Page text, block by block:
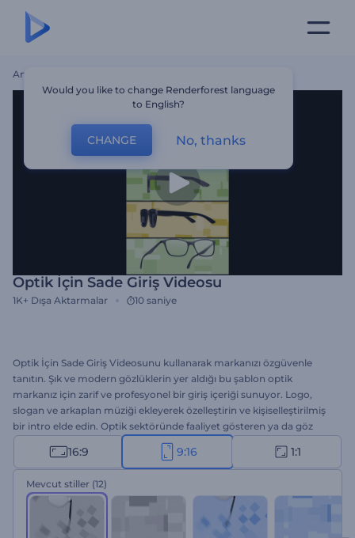
Ana Sayfa
Optik İçin Sade Giriş Videosu
1K+ Dışa Aktarmalar 10 saniye
Optik İçin Sade Giriş Videosunu kullanarak markanızı özgüvenle
tanıtın. Şık ve modern gözlüklerin yer aldığı bu şablon optik
markanız için zarif ve profesyonel bir giriş içeriği sunuyor. Logo,
slogan ve arkaplan müziği ekleyerek özelleştirin ve kişiselleştirilmiş
bir intro elde edin. Optik sektöründe faaliyet gösteren ya da göz
bakım çözümleri geliştiren şirketler için harika bir seçenek. Hemen
oluşturun ve markanızı bir üst lige taşıyın!
16:9 9:16 1:1
Mevcut stiller (12)
Would you like to change Renderforest language
to English?
CHANGE No, thanks